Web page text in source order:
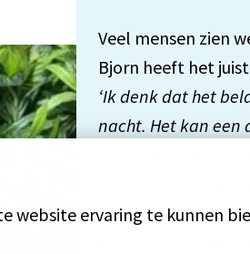
website ervaring te kunnen
Veel mensen zien
‘Ik denk dat het
nacht. Het kan een
goed mee
Iedereen in de